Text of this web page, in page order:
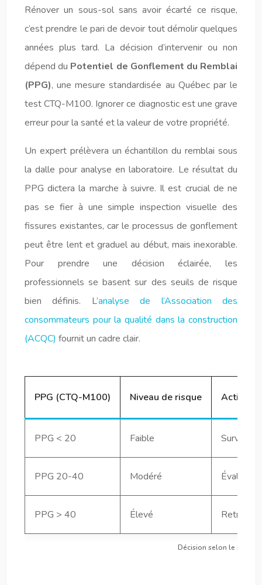
Rénover un sous-sol sans avoir écarté ce risque,
c’est prendre le pari de devoir tout démolir quelques
années plus tard. La décision d’intervenir ou non
dépend du Potentiel de Gonflement du Remblai
(PPG), une mesure standardisée au Québec par le
test CTQ-M100. Ignorer ce diagnostic est une grave
erreur pour la santé et la valeur de votre propriété.
Un expert prélèvera un échantillon du remblai sous
la dalle pour analyse en laboratoire. Le résultat du
PPG dictera la marche à suivre. Il est crucial de ne
pas se fier à une simple inspection visuelle des
fissures existantes, car le processus de gonflement
peut être lent et graduel au début, mais inexorable.
Pour prendre une décision éclairée, les
professionnels se basent sur des seuils de risque
bien définis. L’analyse de l’Association des
consommateurs pour la qualité dans la construction
(ACQC) fournit un cadre clair.
Décision selon le
PPG (CTQ-M100) Niveau de risque Action
PPG < 20 Faible
PPG 20-40 Modéré
PPG > 40 Élevé Retrait